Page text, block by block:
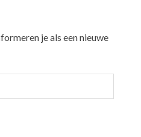
je als een nieuwe